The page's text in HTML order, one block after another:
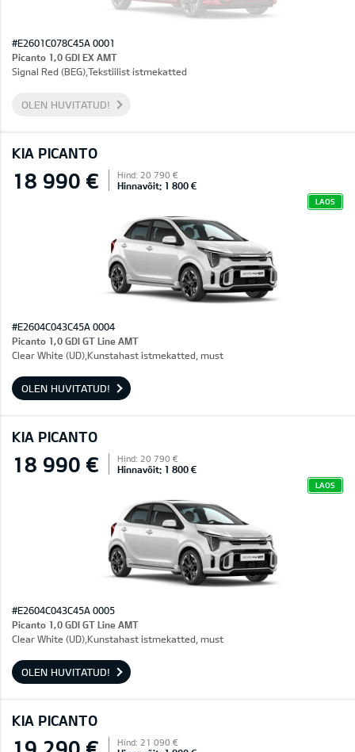
#E2601C078C45A 0001
Picanto 1,0 GDI EX AMT
Signal Red (BEG),Tekstiilist istmekatted
OLEN HUVITATUD!
KIA PICANTO
18 990 € Hind: 20 790 €
Hinnavõit: 1 800 €
LAOS
#E2604C043C45A 0004
Picanto 1,0 GDI GT Line AMT
Clear White (UD),Kunstahast istmekatted, must
OLEN HUVITATUD!
KIA PICANTO
18 990 € Hind: 20 790 €
Hinnavõit: 1 800 €
LAOS
#E2604C043C45A 0005
Picanto 1,0 GDI GT Line AMT
Clear White (UD),Kunstahast istmekatted, must
OLEN HUVITATUD!
KIA PICANTO
Hind: 21 090 €